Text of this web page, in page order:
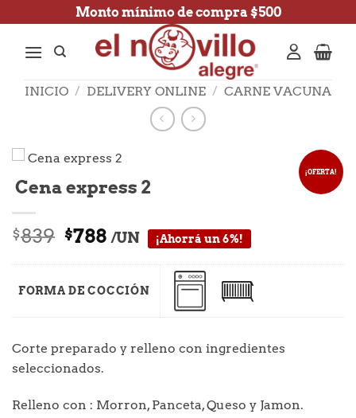
al
contenido
Monto mínimo de compra $500
INICIO / DELIVERY ONLINE / CARNE VACUNA
¡OFERTA!
Cena express 2
$839 El
era:
$788El
precio
actual
es:
/UN ¡Ahorrá un 6%!
FORMA DE COCCIÓN
Corte preparado y relleno con ingredientes
seleccionados.
Relleno con : Morron, Panceta, Queso y Jamon.